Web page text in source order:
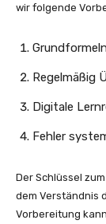
wir folgende
Regelmäßig
Digitale
Fehler
Der Schlüssel
dem Verständnis
Vorbereitung